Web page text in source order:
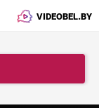
VIDEOBEL.BY